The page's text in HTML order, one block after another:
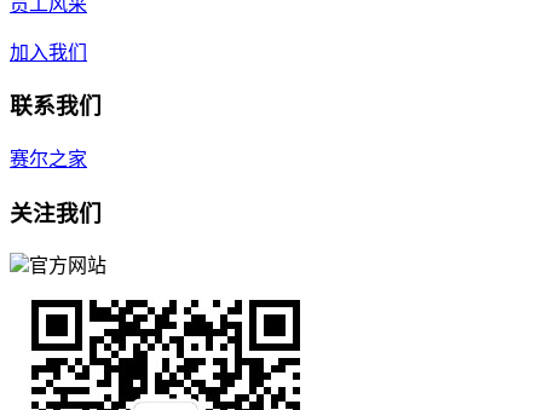
加入我们
联系我们
赛尔之家
关注我们
官方网站